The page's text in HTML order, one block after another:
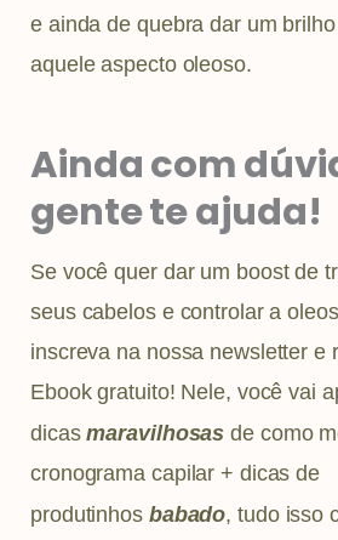
e ainda de quebra dar um
aquele aspecto oleoso.
Ainda com
gente te ajuda!
Se você quer dar um boost de
seus cabelos e controlar a
inscreva na nossa newsletter e
Ebook gratuito! Nele, você vai
dicasmaravilhosas de como
cronograma capilar + dicas de
produtinhos babado, tudo isso